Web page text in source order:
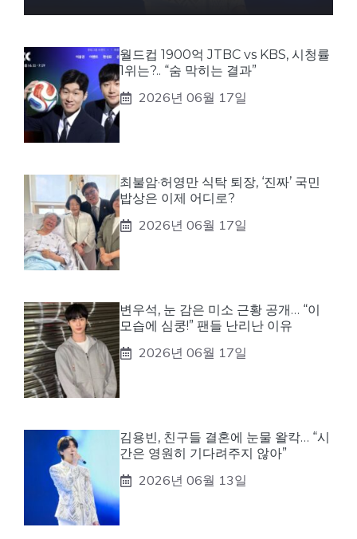
월드컵 1900억 JTBC vs KBS, 시청률
1위는?.. “숨 막히는 결과”
2026년 06월 17일
최불암·허영만 식탁 퇴장, ‘진짜’ 국민
밥상은 이제 어디로?
2026년 06월 17일
변우석, 눈 감은 미소 근황 공개… “이
모습에 심쿵!” 팬들 난리난 이유
2026년 06월 17일
김용빈, 친구들 결혼에 눈물 왈칵… “시
간은 영원히 기다려주지 않아”
2026년 06월 13일